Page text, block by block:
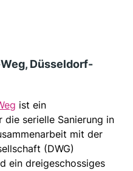
Düsseldorf-
ist ein
die serielle Sanierung in
mit der
(DWG)
ein dreigeschossiges